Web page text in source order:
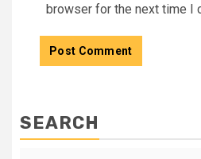
browser for the next time I
SEARCH